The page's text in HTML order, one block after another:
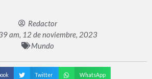
Redactor
am, 12 de noviembre, 2023
Mundo
Twitter WhatsApp